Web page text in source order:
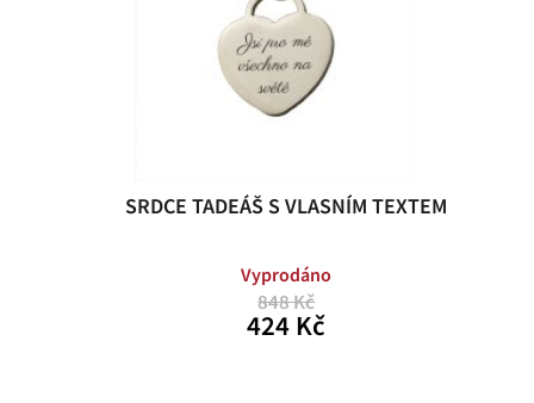
SRDCE TADEÁŠ S VLASNÍM TEXTEM
Vyprodáno
848 Kč
424 Kč